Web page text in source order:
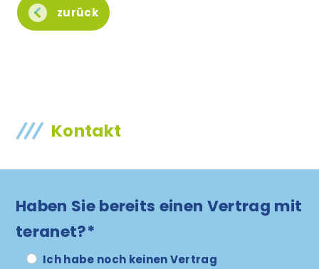
zurück
Kontakt
Haben Sie bereits einen Vertrag mit
teranet?*
Ich habe noch keinen Vertrag